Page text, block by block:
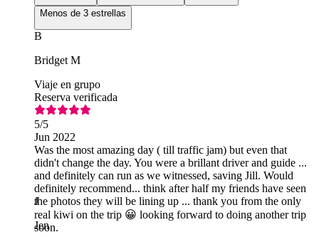
Menos de 3 estrellas
B
Bridget M
Viaje en grupo
Reserva verificada
5/5
Jun 2022
Was the most amazing day ( till traffic jam) but even that
didn't change the day. You were a brillant driver and guide ...
and definitely can run as we witnessed, saving Jill. Would
definitely recommend... think after half my friends have seen
the photos they will be lining up ... thank you from the only
real kiwi on the trip 😀 looking forward to doing another trip
soon.
J
Jen